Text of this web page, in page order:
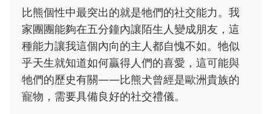
比熊個性中最突出的就是牠們的社交能力。我
家團團能夠在五分鐘內讓陌生人變成朋友，這
種能力讓我這個內向的主人都自愧不如。牠似
乎天生就知道如何贏得人們的喜愛，這可能與
牠們的歷史有關——比熊犬曾經是歐洲貴族的
寵物，需要具備良好的社交禮儀。